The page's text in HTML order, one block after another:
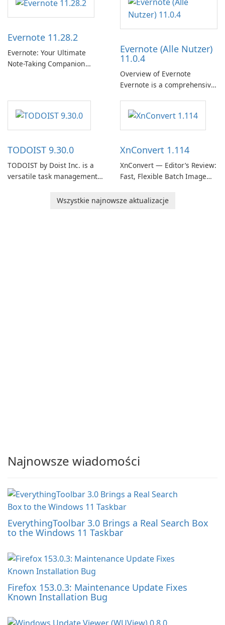
term support channel of the
Thunderbird desktop email
client designed for
need predictable …
Evernote 11.28.2
Evernote: Your Ultimate
Note-Taking Companion
helps users capture ideas,
organize to-do lists, and keep
track of important
Evernote (Alle Nutzer)
11.0.4
Overview of Evernote
Evernote is a comprehensive
users capture, organize, and
access information across
TODOIST 9.30.0
TODOIST by Doist Inc. is a
versatile task management
individuals and teams
XnConvert 1.114
XnConvert — Editor’s Review:
Fast, Flexible Batch Image
macOS and Linux XnConvert
Wszystkie najnowsze aktualizacje
Najnowsze wiadomości
EverythingToolbar 3.0 Brings a Real Search Box
to the Windows 11 Taskbar
Firefox 153.0.3: Maintenance Update Fixes
Known Installation Bug